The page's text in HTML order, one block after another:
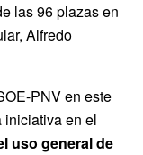
las 96 plazas en
Alfredo
PNV en este
iniciativa en el
uso general de